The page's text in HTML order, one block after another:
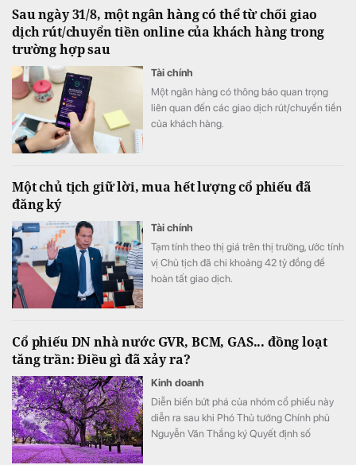
Sau ngày 31/8, một ngân hàng có thể từ chối giao
dịch rút/chuyển tiền online của khách hàng trong
trường hợp sau
Tài chính
Một ngân hàng có thông báo quan trọng
liên quan đến các giao dịch rút/chuyển tiền
của khách hàng.
Một chủ tịch giữ lời, mua hết lượng cổ phiếu đã
đăng ký
Tài chính
Tạm tính theo thị giá trên thị trường, ước tính
vị Chủ tịch đã chi khoảng 42 tỷ đồng để
hoàn tất giao dịch.
Cổ phiếu DN nhà nước GVR, BCM, GAS... đồng loạt
tăng trần: Điều gì đã xảy ra?
Kinh doanh
Diễn biến bứt phá của nhóm cổ phiếu này
diễn ra sau khi Phó Thủ tướng Chính phủ
Nguyễn Văn Thắng ký Quyết định số